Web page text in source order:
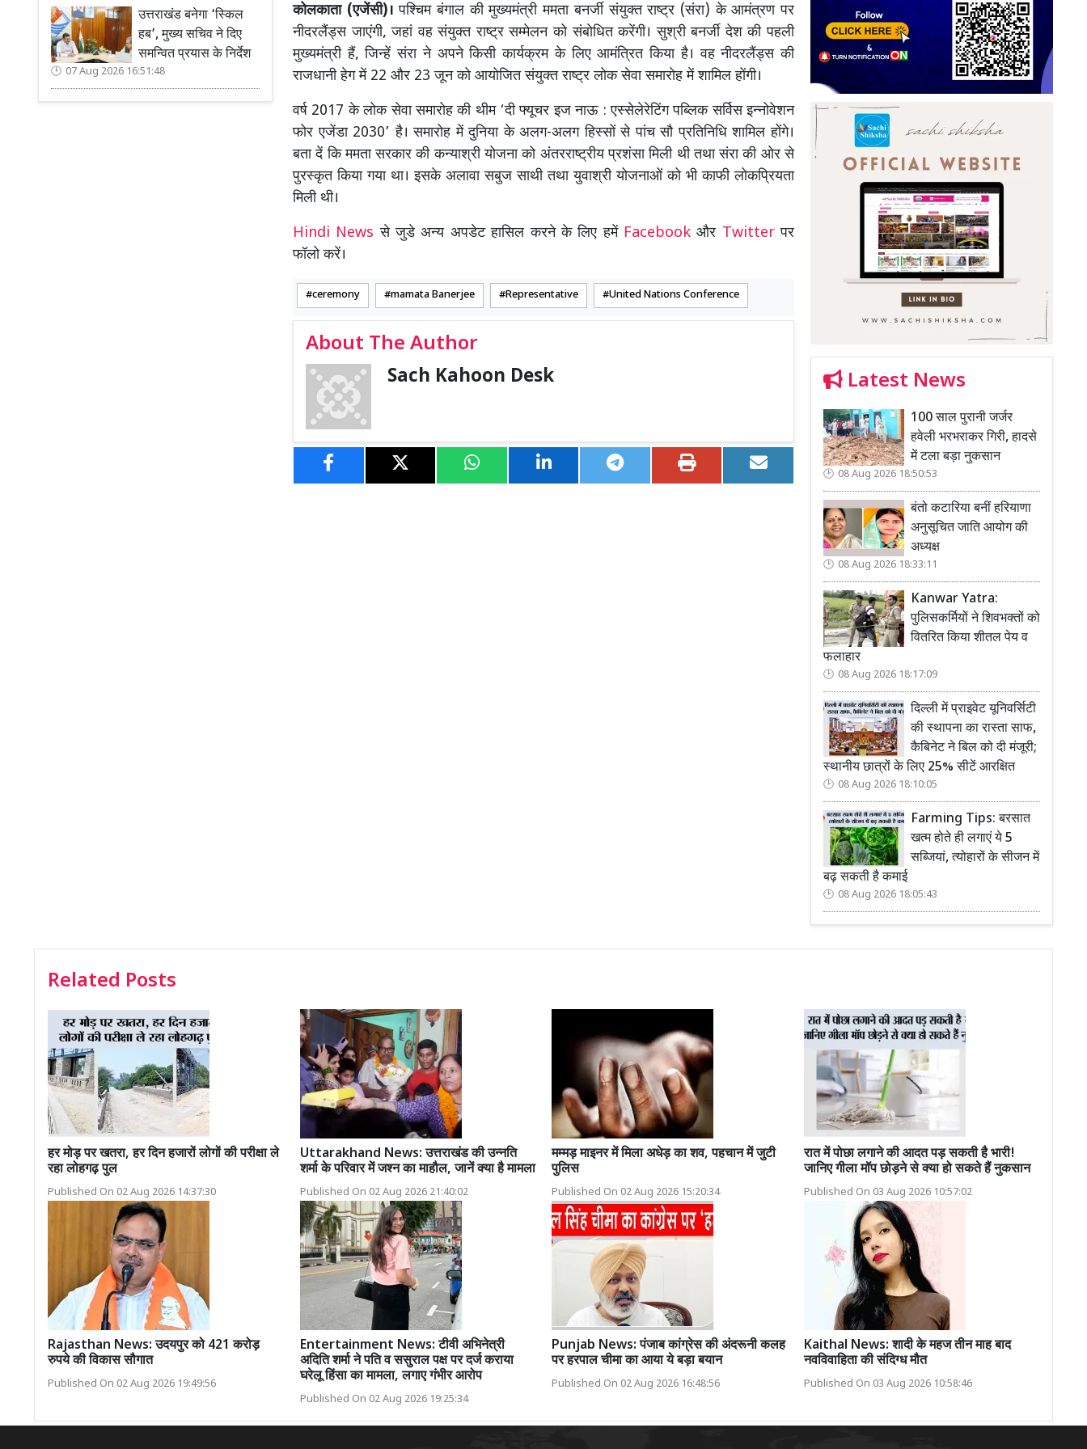
उत्तराखंड बनेगा ‘स्किल
हब’, मुख्य सचिव ने दिए
समन्वित प्रयास के निर्देश
07 Aug 2026 16:51:48
कोलकाता (एजेंसी)। पश्चिम बंगाल की मुख्यमंत्री ममता बनर्जी संयुक्त राष्ट्र (संरा) के आमंत्रण पर
नीदरलैंड्स जाएंगी, जहां वह संयुक्त राष्ट्र सम्मेलन को संबोधित करेंगी। सुश्री बनर्जी देश की पहली
मुख्यमंत्री हैं, जिन्हें संरा ने अपने किसी कार्यक्रम के लिए आमंत्रित किया है। वह नीदरलैंड्स की
राजधानी हेग में 22 और 23 जून को आयोजित संयुक्त राष्ट्र लोक सेवा समारोह में शामिल होंगी।
वर्ष 2017 के लोक सेवा समारोह की थीम ‘दी फ्यूचर इज नाऊ : एस्सेलेरेटिंग पब्लिक सर्विस इन्नोवेशन
फोर एजेंडा 2030’ है। समारोह में दुनिया के अलग-अलग हिस्सों से पांच सौ प्रतिनिधि शामिल होंगे।
बता दें कि ममता सरकार की कन्याश्री योजना को अंतरराष्ट्रीय प्रशंसा मिली थी तथा संरा की ओर से
पुरस्कृत किया गया था। इसके अलावा सबुज साथी तथा युवाश्री योजनाओं को भी काफी लोकप्रियता
मिली थी।
Hindi Newsसे जुडे अन्य अपडेट हासिल करने के लिए हमें Facebookऔर Twitterपर
फॉलो करें।
ceremony mamata Banerjee Representative United Nations Conference
About The Author
Sach Kahoon Desk Latest News
100 साल पुरानी जर्जर
हवेली भरभराकर गिरी, हादसे
में टला बड़ा नुकसान
08 Aug 2026 18:50:53
बंतो कटारिया बनीं हरियाणा
अनुसूचित जाति आयोग की
अध्यक्ष
08 Aug 2026 18:33:11
Kanwar Yatra:
पुलिसकर्मियों ने शिवभक्तों को
वितरित किया शीतल पेय व
फलाहार
08 Aug 2026 18:17:09
दिल्ली में प्राइवेट यूनिवर्सिटी
की स्थापना का रास्ता साफ,
कैबिनेट ने बिल को दी मंजूरी;
स्थानीय छात्रों के लिए 25% सीटें आरक्षित
08 Aug 2026 18:10:05
Farming Tips: बरसात
खत्म होते ही लगाएं ये 5
सब्जियां, त्योहारों के सीजन में
बढ़ सकती है कमाई
08 Aug 2026 18:05:43
Related Posts
हर मोड़ पर खतरा, हर दिन हजारों लोगों की परीक्षा ले
रहा लोहगढ़ पुल
Published On 02 Aug 2026 14:37:30
Uttarakhand News: उत्तराखंड की उन्नति
शर्मा के परिवार में जश्न का माहौल, जानें क्या है मामला
Published On 02 Aug 2026 21:40:02
मम्मड़ माइनर में मिला अधेड़ का शव, पहचान में जुटी
पुलिस
Published On 02 Aug 2026 15:20:34
रात में पोछा लगाने की आदत पड़ सकती है भारी!
जानिए गीला मॉप छोड़ने से क्या हो सकते हैं नुकसान
Published On 03 Aug 2026 10:57:02
Rajasthan News: उदयपुर को 421 करोड़
रुपये की विकास सौगात
Published On 02 Aug 2026 19:49:56
Entertainment News: टीवी अभिनेत्री
अदिति शर्मा ने पति व ससुराल पक्ष पर दर्ज कराया
घरेलू हिंसा का मामला, लगाए गंभीर आरोप
Published On 02 Aug 2026 19:25:34
Punjab News: पंजाब कांग्रेस की अंदरूनी कलह
पर हरपाल चीमा का आया ये बड़ा बयान
Published On 02 Aug 2026 16:48:56
Kaithal News: शादी के महज तीन माह बाद
नवविवाहिता की संदिग्ध मौत
Published On 03 Aug 2026 10:58:46